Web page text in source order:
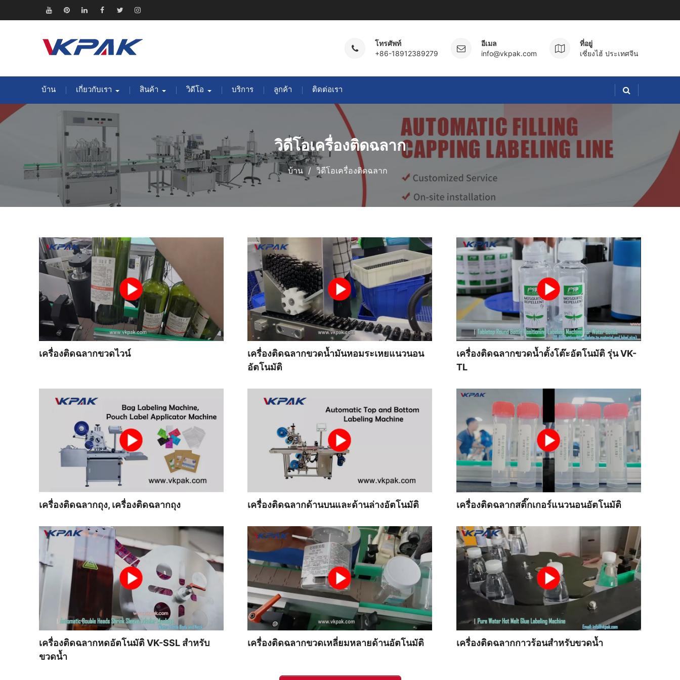
ไป
ยู
พิน
อเรสต์
ลิงค์ เฟส ทวิ
เตอร์
อิน
โทรศัพท์
+86-18912389279
อีเมล
info@vkpak.com
ที่อยู่
เซี่ยงไฮ้ ประเทศจีน
บ้าน เกี่ยวกับเรา สินค้า วิดีโอ บริการ ลูกค้า ติดต่อเรา
วิดีโอเครื่องติดฉลาก
บ้าน วิดีโอเครื่องติดฉลาก
เครื่องติดฉลากขวดไวน์
เครื่องติดฉลากขวดน้ำมันหอมระเหยแนวนอน
อัตโนมัติ
เครื่องติดฉลากขวดน้ำตั้งโต๊ะอัตโนมัติ รุ่น VK-
TL
เครื่องติดฉลากถุง, เครื่องติดฉลากถุง เครื่องติดฉลากด้านบนและด้านล่างอัตโนมัติ เครื่องติดฉลากสติ๊กเกอร์แนวนอนอัตโนมัติ
เครื่องติดฉลากหดอัตโนมัติ VK-SSL สำหรับ
ขวดน้ำ
เครื่องติดฉลากขวดเหลี่ยมหลายด้านอัตโนมัติ เครื่องติดฉลากกาวร้อนสำหรับขวดน้ำ